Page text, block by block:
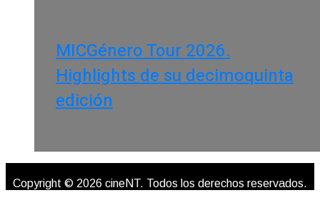
MICGénero Tour 2026.
Highlights de su decimoquinta
edición
Copyright © 2026 cineNT. Todos los derechos reservados.